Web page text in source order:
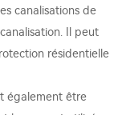
canalisations de
Il peut
résidentielle
également être